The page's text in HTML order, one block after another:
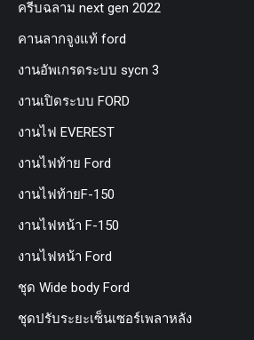
ครีบฉลาม next gen 2022
คานลากจูงแท้ ford
งานอัพเกรดระบบ sycn 3
งานเปิดระบบ FORD
งานไฟ EVEREST
งานไฟท้าย Ford
งานไฟท้ายF-150
งานไฟหน้า F-150
งานไฟหน้า Ford
ชุด Wide body Ford
ชุดปรับระยะเซ็นเซอร์เพลาหลัง